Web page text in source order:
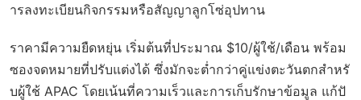
ารลงทะเบียนกิจกรรมหรือสัญญาลูกโซ่อุปทาน
ราคามีความยืดหยุ่น เริ่มต้นที่ประมาณ $10/ผู้ใช้/เดือน พร้อม
ซองจดหมายที่ปรับแต่งได้ ซึ่งมักจะต่ำกว่าคู่แข่งตะวันตกสำหรั
บผู้ใช้ APAC โดยเน้นที่ความเร็วและการเก็บรักษาข้อมูล แก้ปั